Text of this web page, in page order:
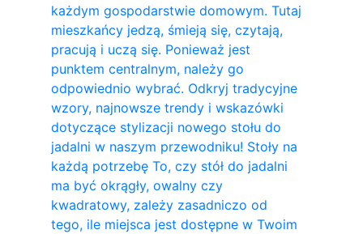
każdym gospodarstwie domowym. Tutaj
mieszkańcy jedzą, śmieją się, czytają,
pracują i uczą się. Ponieważ jest
punktem centralnym, należy go
odpowiednio wybrać. Odkryj tradycyjne
wzory, najnowsze trendy i wskazówki
dotyczące stylizacji nowego stołu do
jadalni w naszym przewodniku! Stoły na
każdą potrzebę To, czy stół do jadalni
ma być okrągły, owalny czy
kwadratowy, zależy zasadniczo od
tego, ile miejsca jest dostępne w Twoim